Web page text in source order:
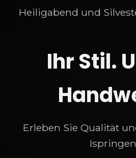
Heiligabend und
Ihr Stil.
Erleben Sie Qualität